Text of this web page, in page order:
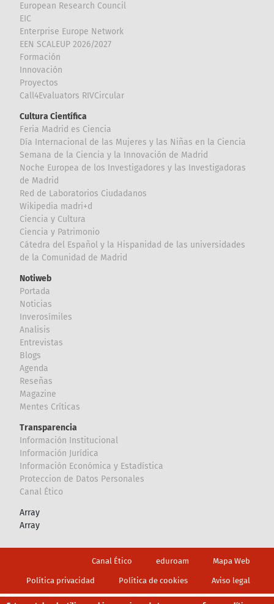
European Research Council
EIC
Enterprise Europe Network
EEN SCALEUP 2026/2027
Formación
Innovación
Proyectos
Call4Evaluators RIVCircular
Cultura Científica
Feria Madrid es Ciencia
Día Internacional de las Mujeres y las Niñas en la Ciencia
Semana de la Ciencia y la Innovación de Madrid
Noche Europea de los Investigadores y las Investigadoras
de Madrid
Red de Laboratorios Ciudadanos
Wikipedia madri+d
Ciencia y Cultura
Ciencia y Patrimonio
Cátedra del Español y la Hispanidad de las universidades
de la Comunidad de Madrid
Notiweb
Portada
Noticias
Inverosímiles
Analisis
Entrevistas
Blogs
Agenda
Reseñas
Magazine
Mentes Críticas
Transparencia
Información Institucional
Información Jurídica
Información Económica y Estadística
Proteccion de Datos Personales
Canal Ético
Array
Array
Canal Ético eduroam Mapa Web
Política privacidad Política de cookies Aviso legal